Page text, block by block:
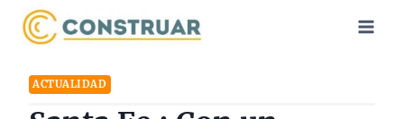
Saltar
ACTUALIDAD